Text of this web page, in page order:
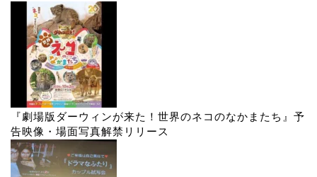
『劇場版ダーウィンが来た！世界のネコのなかまたち』予
告映像・場面写真解禁リリース